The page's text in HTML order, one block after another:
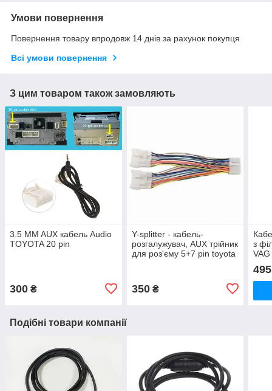
Умови повернення
Повернення товару впродовж 14 днів за рахунок покупця
Всі умови повернення
З цим товаром також замовляють
3.5 MM AUX кабель Audio
TOYOTA 20 pin
300 ₴
Y-splitter - кабель-
розгалужувач, AUX трійник
для роз'єму 5+7 pin toyota
350₴
з
495
Подібні товари компанії